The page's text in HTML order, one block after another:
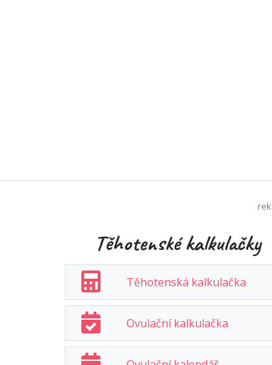
Těhotenské kalkulačky
Těhotenská kalkulačka
Ovulační kalkulačka